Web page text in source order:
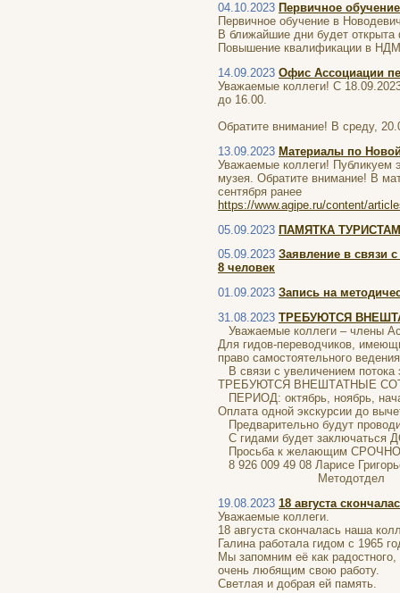
04.10.2023 Первичное
Первичное обучение в
В ближайшие дни будет
Повышение квалификации в НДМ
14.09.2023 Офис Ассоциации
Уважаемые коллеги! С
до 16.00.
Обратите внимание! В среду,
13.09.2023 Материалы по
Уважаемые коллеги! Публикуем
музея. Обратите внимание! В
сентября ранее
https://www.agipe.ru/content/
05.09.2023 ПАМЯТКА ТУРИСТАМ
05.09.2023 Заявление в связи
8 человек
01.09.2023 Запись на
31.08.2023 ТРЕБУЮТСЯ
Уважаемые коллеги – члены
Для гидов-переводчиков,
право самостоятельного
В связи с увеличением потока
ТРЕБУЮТСЯ ВНЕШТАТНЫЕ
ПЕРИОД: октябрь, ноябрь,
Оплата одной экскурсии до
Предварительно будут
С гидами будет заключаться
Просьба к желающим
8 926 009 49 08 Ларисе
Методотдел
19.08.2023 18 августа
Уважаемые коллеги.
18 августа скончалась наша
Галина работала гидом с 1965
Мы запомним её как
очень любящим свою работу.
Светлая и добрая ей память.